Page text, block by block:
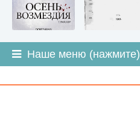
Наше меню (нажмите)